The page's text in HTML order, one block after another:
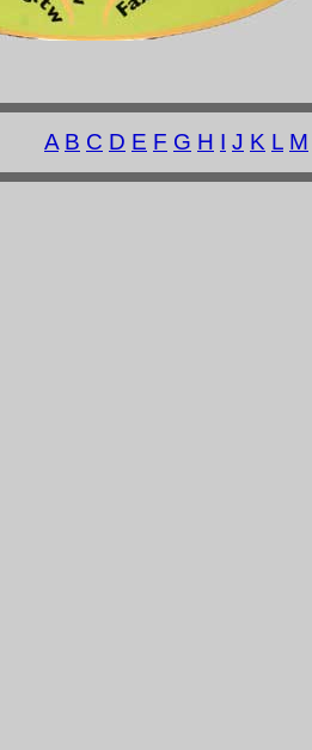
A B C D E F G H I J K L M